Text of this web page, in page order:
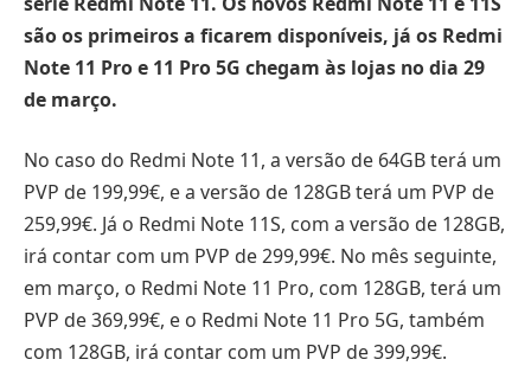
são os primeiros a ficarem disponíveis, já os Redmi
Note 11 Pro e 11 Pro 5G chegam às lojas no dia 29
de março.
No caso do Redmi Note 11, a versão de 64GB terá um
PVP de 199,99€, e a versão de 128GB terá um PVP de
259,99€. Já o Redmi Note 11S, com a versão de 128GB,
irá contar com um PVP de 299,99€. No mês seguinte,
em março, o Redmi Note 11 Pro, com 128GB, terá um
PVP de 369,99€, e o Redmi Note 11 Pro 5G, também
com 128GB, irá contar com um PVP de 399,99€.